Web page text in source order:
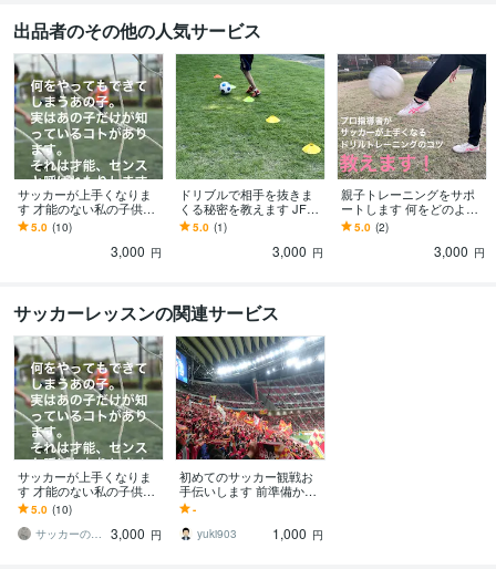
出品者のその他の人気サービス
サッカーが上手くなりま
す 才能のない私の子供達
も.we下部、県トレに合格
させました
5.0 (10)
3,000 円
ドリブルで相手を抜きま
くる秘密を教えます JFA
公認B級指導者が戦術的に
も有効な方法を教えま
5.0 (1)
3,000 円
親子トレーニングをサポ
ートします 何をどのよう
に練習すれば良いか？プ
ロがコツを教えます！
5.0 (2)
3,000 円
サッカーレッスンの関連サービス
サッカーが上手くなりま
す 才能のない私の子供達
も.we下部、県トレに合格
させました
5.0 (10)
サッカーの処方箋
3,000 円
初めてのサッカー観戦お
手伝いします 前準備から
当日まで！不安を解消し
て楽しい観戦に！
-
yuki903
1,000 円